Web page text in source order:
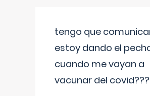
tengo que
estoy dando el
cuando me vayan a
vacunar del